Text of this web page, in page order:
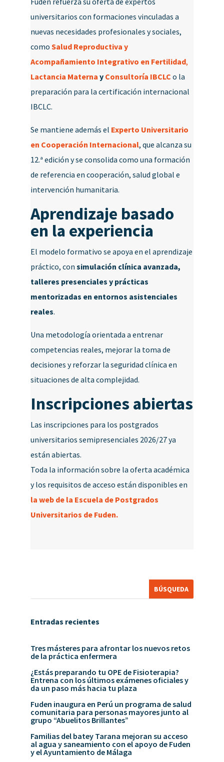
universitarios con formaciones vinculadas a
nuevas necesidades profesionales y sociales,
como Salud Reproductiva y
Acompañamiento Integrativo en Fertilidad,
Lactancia Materna y Consultoría IBCLC o la
preparación para la certificación internacional
IBCLC.
Se mantiene además el Experto Universitario
en Cooperación Internacional, que alcanza su
12.ª edición y se consolida como una formación
de referencia en cooperación, salud global e
intervención humanitaria.
Aprendizaje basado
en la experiencia
El modelo formativo se apoya en el aprendizaje
práctico, con simulación clínica avanzada,
talleres presenciales y prácticas
mentorizadas en entornos asistenciales
reales.
Una metodología orientada a entrenar
competencias reales, mejorar la toma de
decisiones y reforzar la seguridad clínica en
situaciones de alta complejidad.
Inscripciones abiertas
Las inscripciones para los postgrados
universitarios semipresenciales 2026/27 ya
están abiertas.
Toda la información sobre la oferta académica
y los requisitos de acceso están disponibles en
la web de la Escuela de Postgrados
Universitarios de Fuden.
Entradas recientes
Tres másteres para afrontar los nuevos retos
de la práctica enfermera
¿Estás preparando tu OPE de Fisioterapia?
Entrena con los últimos exámenes oficiales y
da un paso más hacia tu plaza
Fuden inaugura en Perú un programa de salud
comunitaria para personas mayores junto al
grupo “Abuelitos Brillantes”
Familias del batey Tarana mejoran su acceso
al agua y saneamiento con el apoyo de Fuden
y el Ayuntamiento de Málaga